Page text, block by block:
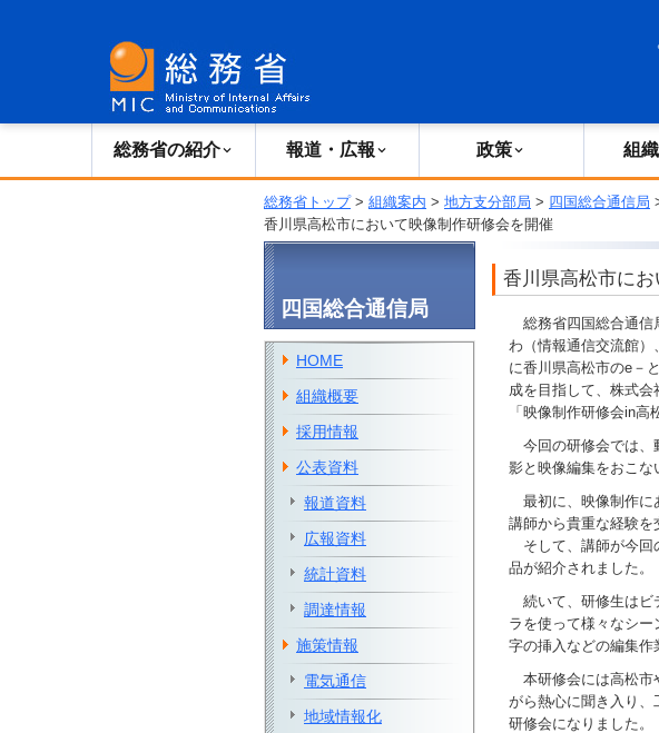
総務省の紹介 報道・広報 政策 組
総務省トップ> 組織案内 > 地方支分部局 > 四国総合通信局
香川県高松市において映像制作研修会を開催
香川県高松市に
総務省四国総合通信
わ（情報通信交流館）
に香川県高松市のe－
成を目指して、株式
「映像制作研修会in高
今回の研修会では、
影と映像編集をおこな
最初に、映像制作に
講師から貴重な経験を
そして、講師が今回
品が紹介されました。
続いて、研修生はビ
ラを使って様々なシ
字の挿入などの編集作
本研修会には高松市
がら熱心に聞き入り
研修会になりました。
四国総合通信局
HOME
組織概要
採用情報
公表資料
報道資料
広報資料
統計資料
調達情報
施策情報
電気通信
地域情報化